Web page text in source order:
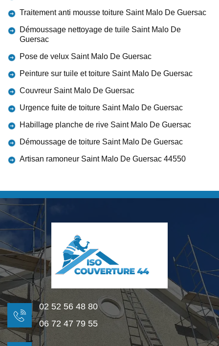
Traitement anti mousse toiture Saint Malo De Guersac
Démoussage nettoyage de tuile Saint Malo De
Guersac
Pose de velux Saint Malo De Guersac
Peinture sur tuile et toiture Saint Malo De Guersac
Couvreur Saint Malo De Guersac
Urgence fuite de toiture Saint Malo De Guersac
Habillage planche de rive Saint Malo De Guersac
Démoussage de toiture Saint Malo De Guersac
Artisan ramoneur Saint Malo De Guersac 44550
02 52 56 48 80
06 72 47 79 55